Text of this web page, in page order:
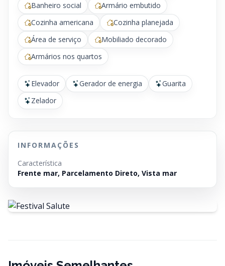
Banheiro social
Armário embutido
Cozinha americana
Cozinha planejada
Área de serviço
Mobiliado decorado
Armários nos quartos
Elevador Gerador de energia
Guarita
Zelador
INFORMAÇÕES
Característica
Frente mar, Parcelamento Direto, Vista mar